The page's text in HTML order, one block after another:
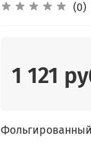
(0)
1 121